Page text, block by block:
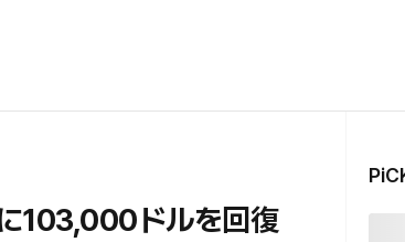
103,000ドルを回復